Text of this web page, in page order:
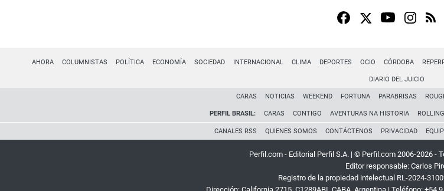
AHORA COLUMNISTAS POLÍTICA ECONOMÍA SOCIEDAD INTERNACIONAL CLIMA DEPORTES OCIO CÓRDOBA
DIARIO DEL JUICIO
CARAS NOTICIAS WEEKEND FORTUNA PARABRISAS
PERFIL BRASIL: CARAS CONTIGO AVENTURAS NA HISTORIA
CANALES RSS QUIENES SOMOS CONTÁCTENOS PRIVACIDAD
Perfil.com - Editorial Perfil S.A. | © Perfil.com 2006-2026 -
Editor responsable: Carlos
Registro de la propiedad intelectual RL-2024-